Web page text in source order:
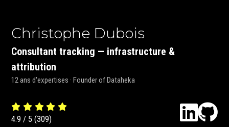
Christophe Dubois
Consultant tracking — infrastructure &
attribution
12 ans d'expertises · Founder of Dataheka
4.9 / 5 (309)